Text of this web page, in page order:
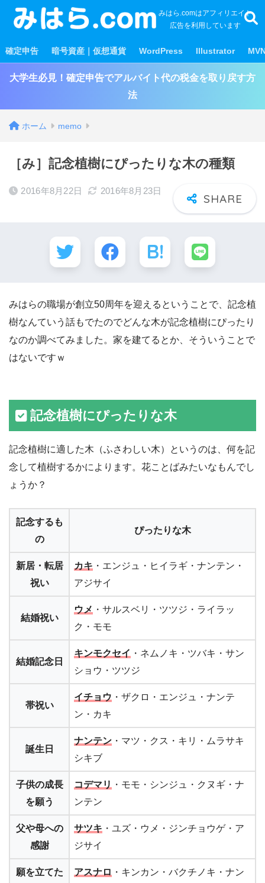
みはら.comはアフィリエイト
広告を利用しています
確定申告 暗号資産｜仮想通貨 WordPress Illustrator
大学生必見！確定申告でアルバイト代の税金を取り戻す方
法
ホーム memo
［み］記念植樹にぴったりな木の種類
2016年8月22日 2016年8月23日
みはらの職場が創立50周年を迎えるということで、記念植
樹なんていう話もでたのでどんな木が記念植樹にぴったり
なのか調べてみました。家を建てるとか、そういうことで
はないですｗ
記念植樹にぴったりな木
記念植樹に適した木（ふさわしい木）というのは、何を記
念して植樹するかによります。花ことばみたいなもんでし
ょうか？
記念するも
の
ぴったりな木
新居・転居
祝い
カキ ・エンジュ・ヒイラギ・ナンテン・
アジサイ
結婚祝い
ウメ ・サルスベリ・ツツジ・ライラッ
ク・モモ
結婚記念日
キンモクセイ ・ネムノキ・ツバキ・サン
ショウ・ツツジ
帯祝い
イチョウ ・ザクロ・エンジュ・ナンテ
ン・カキ
誕生日
ナンテン ・マツ・クス・キリ・ムラサキ
シキブ
子供の成長
を願う
コデマリ ・モモ・シンジュ・クヌギ・ナ
ンテン
父や母への
感謝
サツキ ・ユズ・ウメ・ジンチョウゲ・ア
ジサイ
願を立てた
アスナロ ・キンカン・バクチノキ・ナン